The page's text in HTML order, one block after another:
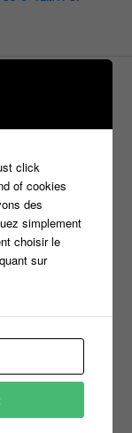
click
of cookies
des
simplement
choisir le
sur